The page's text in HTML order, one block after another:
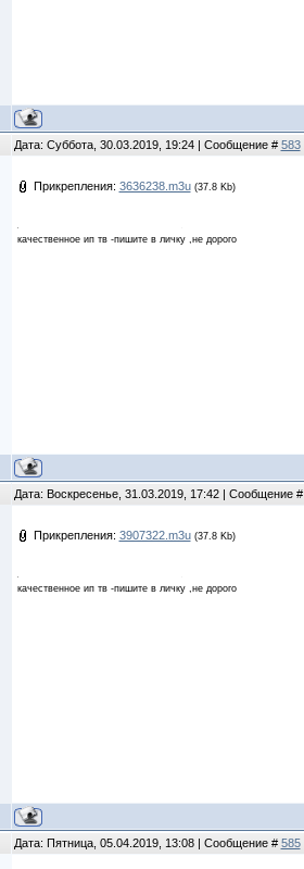
Дата: Суббота, 30.03.2019, 19:24 | Сообщение # 583
Прикрепления: 3636238.m3u (37.8 Kb)
качественное ип тв -пишите в личку ,не дорого
Дата: Воскресенье, 31.03.2019, 17:42 | Сообщение #
Прикрепления: 3907322.m3u (37.8 Kb)
качественное ип тв -пишите в личку ,не дорого
Дата: Пятница, 05.04.2019, 13:08 | Сообщение # 585